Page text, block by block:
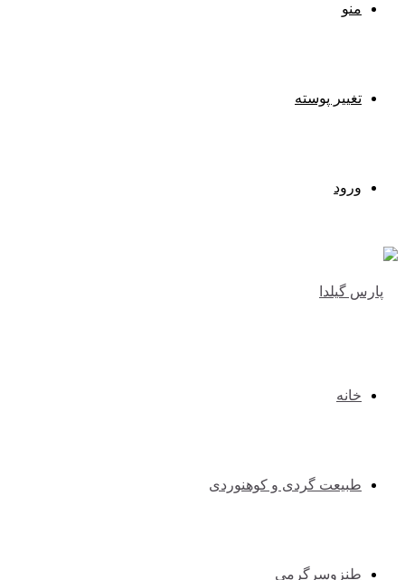
منو
تغییر پوسته
ورود
خانه
طبیعت گردی و کوهنوردی
طنزوسرگرمی